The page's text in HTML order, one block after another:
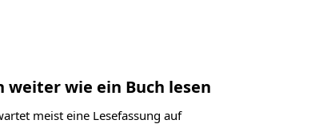
weiter wie ein Buch lesen
meist eine Lesefassung auf